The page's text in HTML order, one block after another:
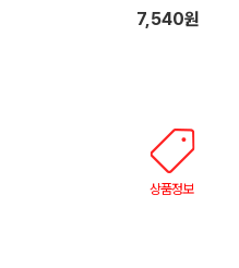
7,540원
상품정보